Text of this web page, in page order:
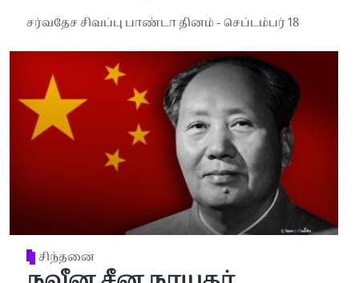
சர்வதேச சிவப்பு பாண்டா தினம் - செப்டம்பர் 18
சிந்தனை